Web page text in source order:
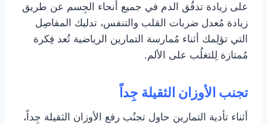
على زيادة تدفُق الدم في جميع أنحاء الجِسم عن طريق
زيادة مُعدل ضربات القلب والتنفس، تدليك المفاصِل
التي تؤلِمك أثناء مُمارسة التمارين الرياضية تُعد فِكرة
مُمتازة لِلتغلُب على الألم.
تجنب الأوزان الثقيلة جِداً
أثناء تأدية التمارين حاول تجنُب رفع الأوزان الثقيلة جِداً،